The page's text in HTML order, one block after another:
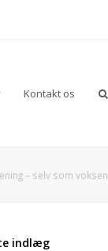
Kontakt os
– selv som voksen
indlæg